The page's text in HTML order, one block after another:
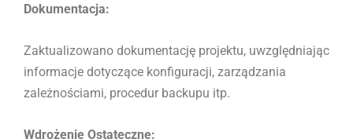
Dokumentacja:
Zaktualizowano dokumentację projektu, uwzględniając
informacje dotyczące konfiguracji, zarządzania
zależnościami, procedur backupu itp.
Wdrożenie Ostateczne: